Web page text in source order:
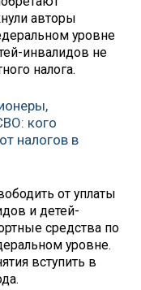
авторы
уровне
инвалидов не
налога.
кого
налогов в
от уплаты
и детей-
средства по
уровне.
вступить в